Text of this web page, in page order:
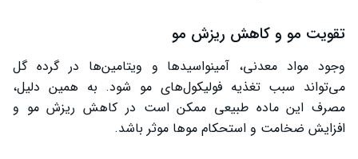
تقویت مو و کاهش ریزش مو
وجود مواد معدنی، آمینواسیدها و ویتامین‌ها در گرده گل
می‌تواند سبب تغذیه فولیکول‌های مو شود. به همین دلیل،
مصرف این ماده طبیعی ممکن است در کاهش ریزش مو و
افزایش ضخامت و استحکام موها موثر باشد.